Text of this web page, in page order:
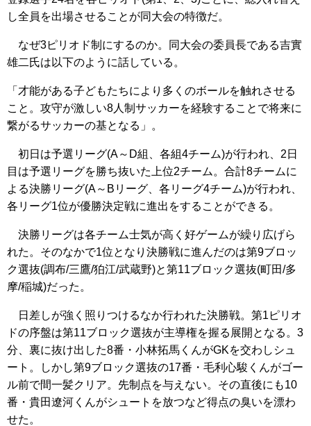
し全員を出場させることが同大会の特徴だ。
なぜ3ピリオド制にするのか。同大会の委員長である吉實
雄二氏は以下のように話している。
「才能がある子どもたちにより多くのボールを触れさせる
こと。攻守が激しい8人制サッカーを経験することで将来に
繋がるサッカーの基となる」。
初日は予選リーグ(A～D組、各組4チーム)が行われ、2日
目は予選リーグを勝ち抜いた上位2チーム。合計8チームに
よる決勝リーグ(A～Bリーグ、各リーグ4チーム)が行われ、
各リーグ1位が優勝決定戦に進出をすることができる。
決勝リーグは各チーム士気が高く好ゲームが繰り広げら
れた。そのなかで1位となり決勝戦に進んだのは第9ブロッ
ク選抜(調布/三鷹/狛江/武蔵野)と第11ブロック選抜(町田/多
摩/稲城)だった。
日差しが強く照りつけるなか行われた決勝戦。第1ピリオ
ドの序盤は第11ブロック選抜が主導権を握る展開となる。3
分、裏に抜け出した8番・小林拓馬くんがGKを交わしシュ
ート。しかし第9ブロック選抜の17番・毛利心駿くんがゴー
ル前で間一髪クリア。先制点を与えない。その直後にも10
番・貴田遼河くんがシュートを放つなど得点の臭いを漂わ
せた。